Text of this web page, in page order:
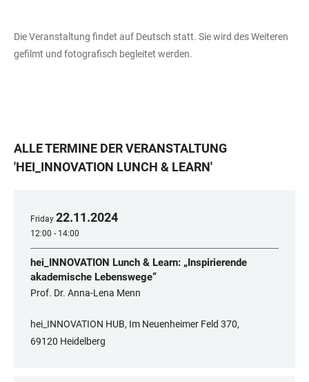
Die Veranstaltung findet auf Deutsch statt. Sie wird des Weiteren
gefilmt und fotografisch begleitet werden.
ALLE TERMINE DER VERANSTALTUNG
'HEI_INNOVATION LUNCH & LEARN'
Friday 22.11.2024
12:00 - 14:00
hei_INNOVATION Lunch & Learn: „Inspirierende
akademische Lebenswege“
Prof. Dr. Anna-Lena Menn
hei_INNOVATION HUB, Im Neuenheimer Feld 370,
69120 Heidelberg